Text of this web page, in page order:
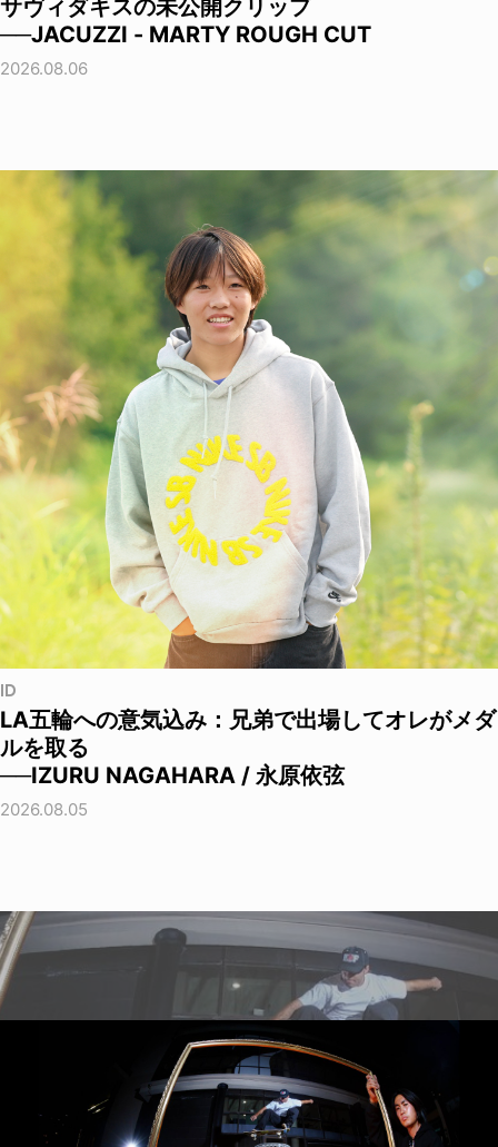
サヴィダキスの未公開クリップ
──JACUZZI - MARTY ROUGH CUT
2026.08.06
ID
LA五輪への意気込み：兄弟で出場してオレがメダ
ルを取る
──IZURU NAGAHARA / 永原依弦
2026.08.05